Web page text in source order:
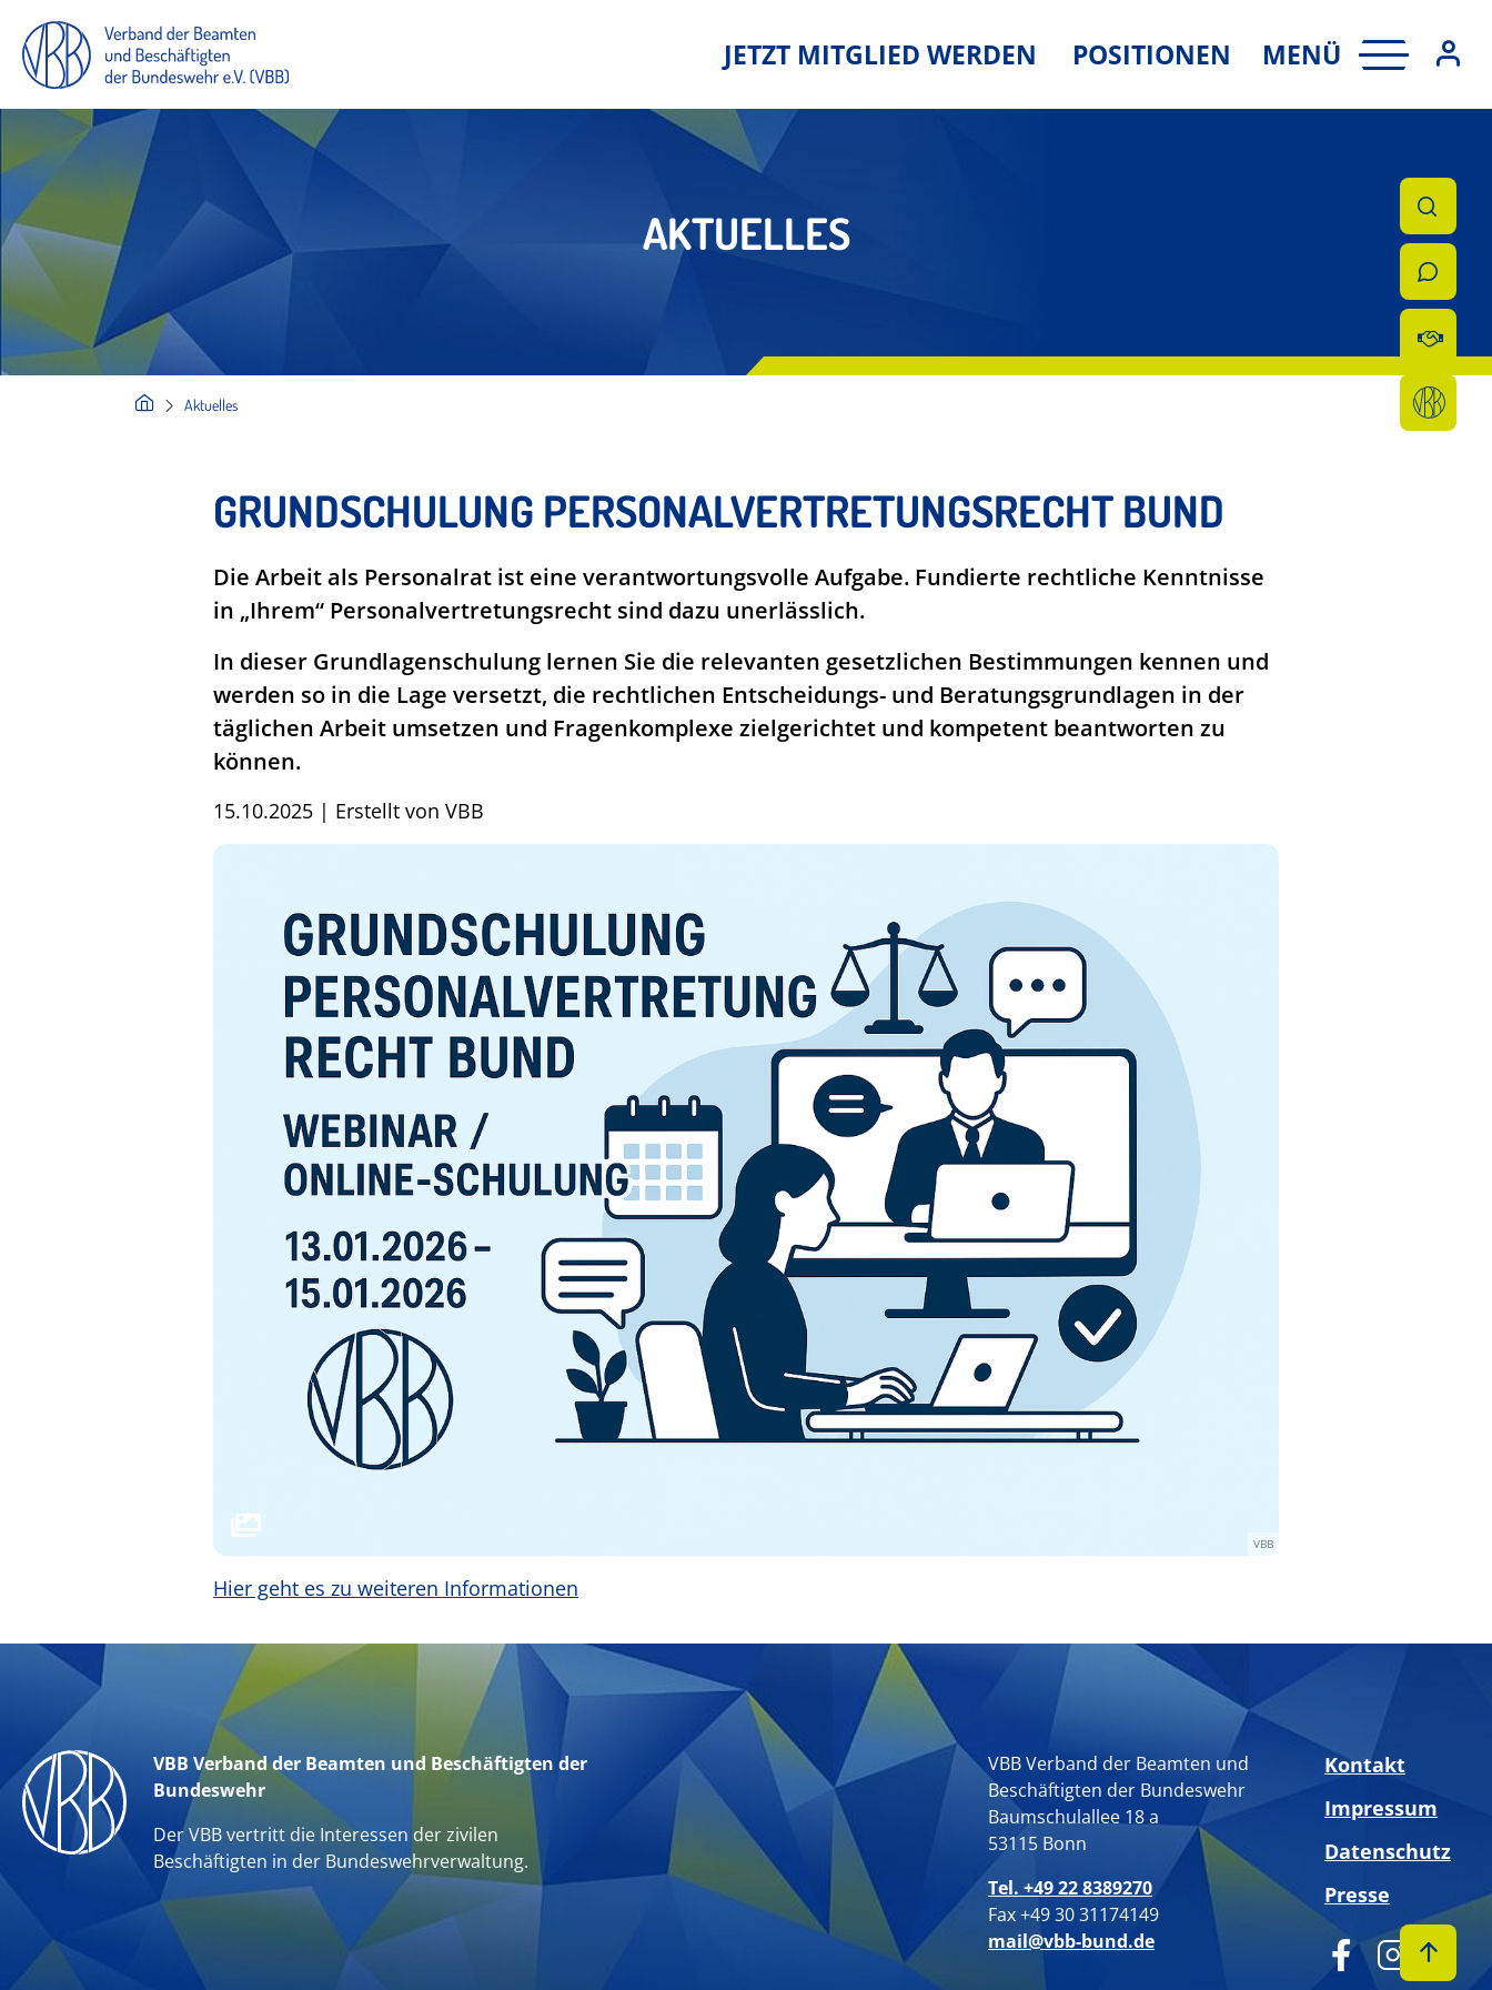
JETZT MITGLIED WERDEN POSITIONEN MENÜ
AKTUELLES
Aktuelles
GRUNDSCHULUNG PERSONALVERTRETUNGSRECHT BUND
Die Arbeit als Personalrat ist eine verantwortungsvolle Aufgabe. Fundierte rechtliche Kenntnisse
in „Ihrem“ Personalvertretungsrecht sind dazu unerlässlich.
In dieser Grundlagenschulung lernen Sie die relevanten gesetzlichen Bestimmungen kennen und
werden so in die Lage versetzt, die rechtlichen Entscheidungs- und Beratungsgrundlagen in der
täglichen Arbeit umsetzen und Fragenkomplexe zielgerichtet und kompetent beantworten zu
können.
15.10.2025 | Erstellt von VBB
VBB
Hier geht es zu weiteren Informationen
VBB Verband der Beamten und Beschäftigten der
Bundeswehr
Der VBB vertritt die Interessen der zivilen
Beschäftigten in der Bundeswehrverwaltung.
VBB Verband der Beamten und
Beschäftigten der Bundeswehr
Baumschulallee 18 a
53115 Bonn
Tel. +49 22 8389270
Fax +49 30 31174149
mail@vbb-bund.de
Kontakt
Impressum
Datenschutz
Presse